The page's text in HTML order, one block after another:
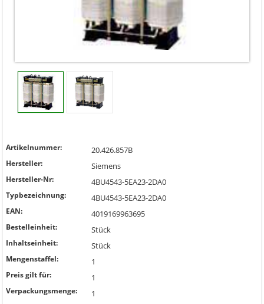
Artikelnummer: 20.426.857B
Hersteller: Siemens
Hersteller-Nr: 4BU4543-5EA23-2DA0
Typbezeichnung: 4BU4543-5EA23-2DA0
EAN: 4019169963695
Bestelleinheit: Stück
Inhaltseinheit: Stück
Mengenstaffel: 1
Preis gilt für: 1
Verpackungsmenge: 1